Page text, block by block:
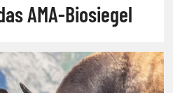
AMA-Biosiegel